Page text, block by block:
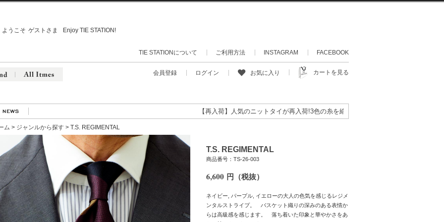
ようこそ ゲストさま Enjoy TIE STATION!
TIE STATIONについて ご利用方法 INSTAGRAM FACEBOOK
会員登録 ログイン お気に入り カートを見る
【再入荷】人気のニットタイが再入荷!3色の糸を絡めて織り上げたあまり目にすることの
ム > ジャンルから探す > T.S. REGIMENTAL
T.S. REGIMENTAL
商品番号：TS-26-003
6,600 円（税抜）
ネイビー, パープル, イエローの大人の色気を感じるレジメ
ンタルストライプ。 バスケット織りの深みのある表情か
らは高級感を感じます。 落ち着いた印象と華やかさをあ